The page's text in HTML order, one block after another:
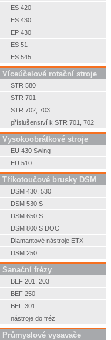
ES 420
ES 430
EP 430
ES 51
ES 545
Víceúčelové rotační stroje
STR 580
STR 701
STR 702, 703
příslušenství k STR 701, 702
Vysokoobrátkové stroje
EU 430 Swing
EU 510
Tříkotoučové brusky DSM
DSM 430, 530
DSM 530 S
DSM 650 S
DSM 800 S DOC
Diamantové nástroje ETX
DSM 250
Sanační frézy
BEF 201, 203
BEF 250
BEF 301
nástroje do fréz
Průmyslové vysavače